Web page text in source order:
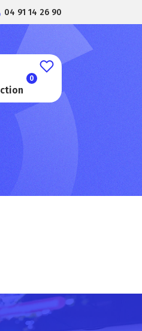
04 91 14 26 90
0